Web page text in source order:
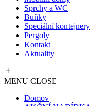
Sprchy a WC
Buňky
Speciální kontejnery
Pergoly
Kontakt
Aktuality
MENU CLOSE
Domov